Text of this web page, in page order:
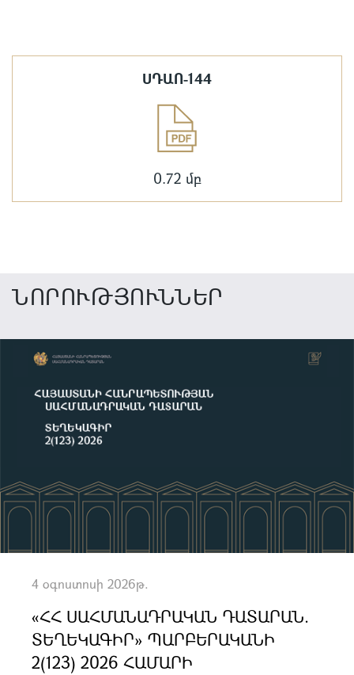
ՍԴԱՈ-144
0.72 մբ
ՆՈՐՈՒԹՅՈՒՆՆԵՐ
4 օգոստոսի 2026թ.
«ՀՀ ՍԱՀՄԱՆԱԴՐԱԿԱՆ ԴԱՏԱՐԱՆ.
ՏԵՂԵԿԱԳԻՐ» ՊԱՐԲԵՐԱԿԱՆԻ
2(123) 2026 ՀԱՄԱՐԻ